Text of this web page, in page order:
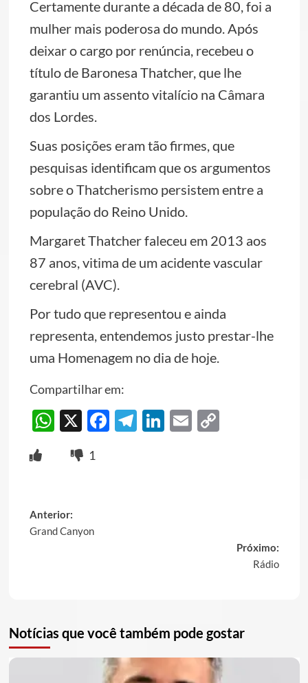
Certamente durante a década de 80, foi a
mulher mais poderosa do mundo. Após
deixar o cargo por renúncia, recebeu o
título de Baronesa Thatcher, que lhe
garantiu um assento vitalício na Câmara
dos Lordes.
Suas posições eram tão firmes, que
pesquisas identificam que os argumentos
sobre o Thatcherismo persistem entre a
população do Reino Unido.
Margaret Thatcher faleceu em 2013 aos
87 anos, vitima de um acidente vascular
cerebral (AVC).
Por tudo que representou e ainda
representa, entendemos justo prestar-lhe
uma Homenagem no dia de hoje.
Compartilhar em:
WhatsApp
X Facebook
Telegram
LinkedIn
EmailCopy
1
Post
navigation
Anterior:
Grand Canyon
Próximo:
Rádio
Notícias que você também pode gostar